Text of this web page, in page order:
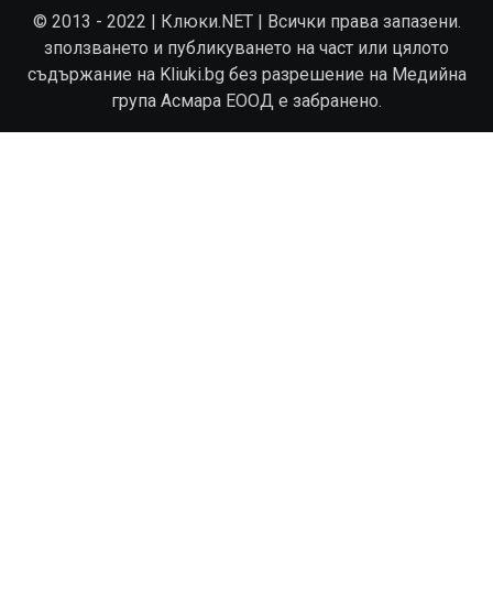
© 2013 - 2022 | Клюки.NET | Всички права запазени.
зползването и публикуването на част или цялото
съдържание на Kliuki.bg без разрешение на Медийна
група Асмара ЕООД е забранено.